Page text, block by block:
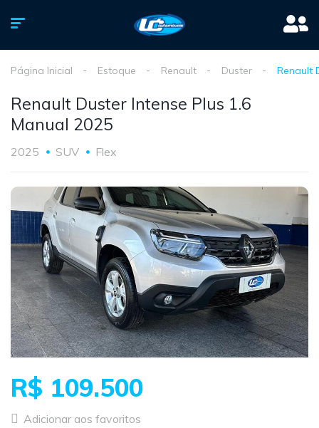
Página Inicial Estoque Renault Duster Renault
Renault Duster Intense Plus 1.6
Manual 2025
2025 SUV Flex
R$ 109.500
Adicionar aos favoritos